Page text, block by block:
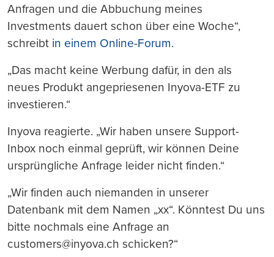
Anfragen und die Abbuchung meines
Investments dauert schon über eine Woche“,
schreibt in einem Online-Forum.
„Das macht keine Werbung dafür, in den als
neues Produkt angepriesenen Inyova-ETF zu
investieren.“
Inyova reagierte. „Wir haben unsere Support-
Inbox noch einmal geprüft, wir können Deine
ursprüngliche Anfrage leider nicht finden.“
„Wir finden auch niemanden in unserer
Datenbank mit dem Namen „xx“. Könntest Du uns
bitte nochmals eine Anfrage an
customers@inyova.ch schicken?“